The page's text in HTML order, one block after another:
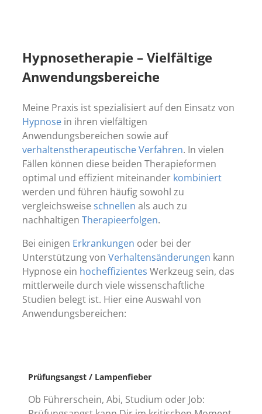
Hypnosetherapie – Vielfältige
Anwendungsbereiche
Meine Praxis ist spezialisiert auf den Einsatz von
Hypnose in ihren vielfältigen
Anwendungsbereichen sowie auf
verhaltenstherapeutische Verfahren. In vielen
Fällen können diese beiden Therapieformen
optimal und effizient miteinander kombiniert
werden und führen häufig sowohl zu
vergleichsweise schnellen als auch zu
nachhaltigen Therapieerfolgen.
Bei einigen Erkrankungen oder bei der
Unterstützung von Verhaltensänderungen kann
Hypnose ein hocheffizientes Werkzeug sein, das
mittlerweile durch viele wissenschaftliche
Studien belegt ist. Hier eine Auswahl von
Anwendungsbereichen:
Prüfungsangst / Lampenfieber
Ob Führerschein, Abi, Studium oder Job: